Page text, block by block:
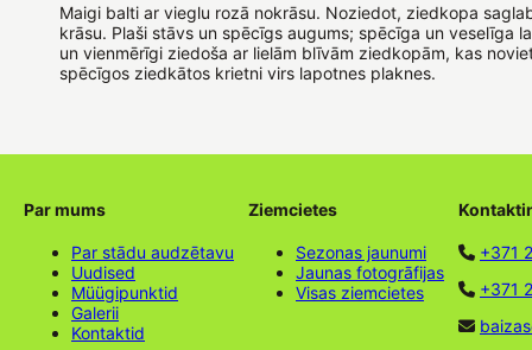
Maigi balti ar vieglu rozā nokrāsu. Noziedot, ziedkopa
krāsu. Plaši stāvs un spēcīgs augums; spēcīga un veselīga
un vienmērīgi ziedoša ar lielām blīvām ziedkopām, kas
spēcīgos ziedkātos krietni virs lapotnes plaknes.
Par mums
Par stādu audzētavu
Uudised
Müügipunktid
Galerii
Kontaktid
Ziemcietes
Sezonas jaunumi
Jaunas fotogrāfijas
Visas ziemcietes
+371
+371